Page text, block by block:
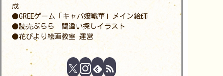
成
●GREEゲーム「キャバ嬢戦華」メイン絵師
●読売ぷらら 間違い探しイラスト
●花びより絵画教室 運営